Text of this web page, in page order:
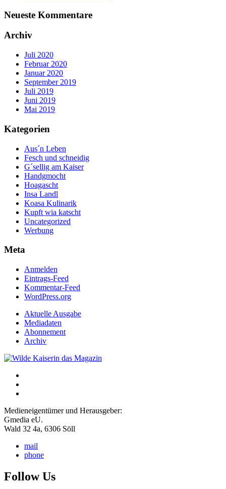
Neueste Kommentare
Archiv
Juli 2020
Februar 2020
Januar 2020
September 2019
Juli 2019
Juni 2019
Mai 2019
Kategorien
Aus´n Leben
Fesch und schneidig
G´sellig am Kaiser
Handgmocht
Hoagascht
Insa Landl
Koasa Kulinarik
Kupft wia katscht
Uncategorized
Werbung
Meta
Anmelden
Eintrags-Feed
Kommentar-Feed
WordPress.org
Aktuelle Ausgabe
Mediadaten
Abonnement
Archiv
Medieneigentümer und Herausgeber:
Gmedia eU.
Wald 32 4a, 6306 Söll
mail
phone
Follow Us